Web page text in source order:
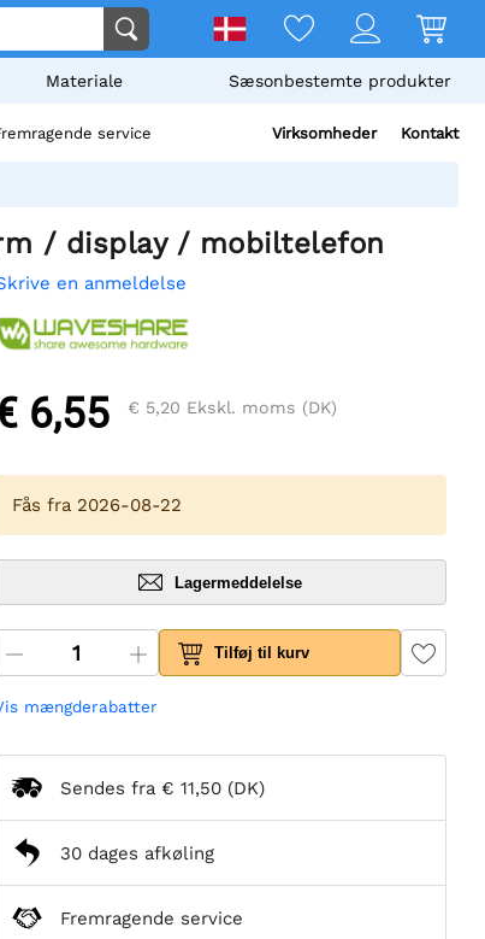
Materiale Sæsonbestemte produkter
service Virksomheder Kontakt
/ display / mobiltelefon
en anmeldelse
6,55 € 5,20 Ekskl. moms (DK)
Fås fra 2026-08-22
Lagermeddelelse
Tilføj til kurv
mængderabatter
Sendes fra € 11,50 (DK)
30 dages afkøling
Fremragende service